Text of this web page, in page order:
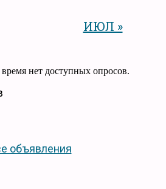
ИЮЛ »
нет доступных опросов.
объявления